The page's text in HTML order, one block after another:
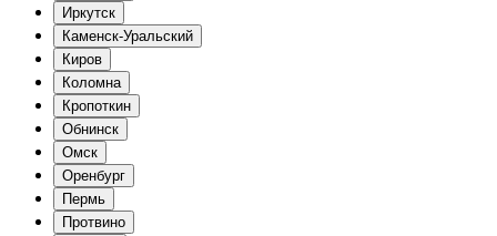
Иркутск
Каменск-Уральский
Киров
Коломна
Кропоткин
Обнинск
Омск
Оренбург
Пермь
Протвино